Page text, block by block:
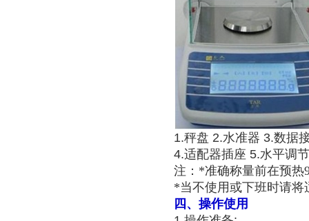
1.秤盘 2.水准器 3.数据
4.适配器插座 5.水平调
注：*准确称量前在预热
*当不使用或下班时请将
四、操作使用